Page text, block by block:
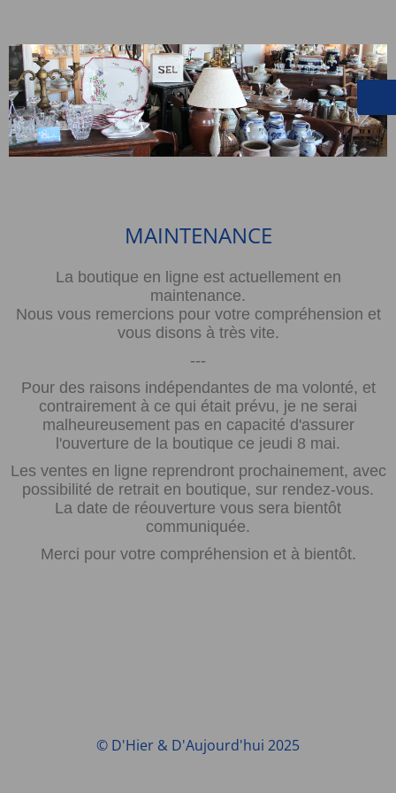
MAINTENANCE
La boutique en ligne est actuellement en
maintenance.
Nous vous remercions pour votre compréhension et
vous disons à très vite.
---
Pour des raisons indépendantes de ma volonté, et
contrairement à ce qui était prévu, je ne serai
malheureusement pas en capacité d'assurer
l'ouverture de la boutique ce jeudi 8 mai.
Les ventes en ligne reprendront prochainement, avec
possibilité de retrait en boutique, sur rendez-vous.
La date de réouverture vous sera bientôt
communiquée.
Merci pour votre compréhension et à bientôt.
© D'Hier & D'Aujourd'hui 2025